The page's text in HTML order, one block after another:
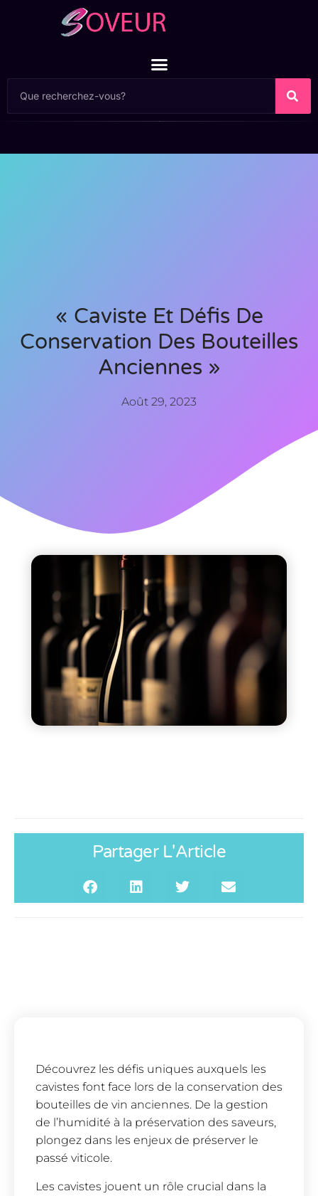
« Caviste Et Défis De
Conservation Des Bouteilles
Anciennes »
Août 29, 2023
Partager L'Article
Découvrez les défis uniques auxquels les
cavistes font face lors de la conservation des
bouteilles de vin anciennes. De la gestion
de l’humidité à la préservation des saveurs,
plongez dans les enjeux de préserver le
passé viticole.
Les cavistes jouent un rôle crucial dans la